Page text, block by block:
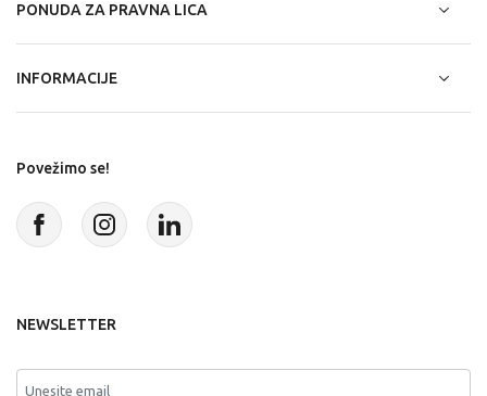
PONUDA ZA PRAVNA LICA
INFORMACIJE
Povežimo se!
NEWSLETTER